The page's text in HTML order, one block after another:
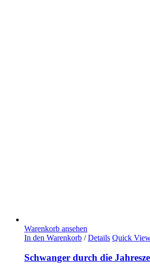
Warenkorb ansehen
In den Warenkorb / Details Quick
Schwanger durch die